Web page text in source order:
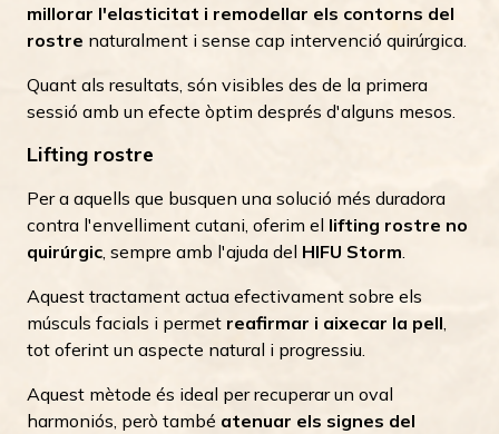
millorar l'elasticitat i remodellar els contorns del
rostre naturalment i sense cap intervenció quirúrgica.
Quant als resultats, són visibles des de la primera
sessió amb un efecte òptim després d'alguns mesos.
Lifting rostre
Per a aquells que busquen una solució més duradora
contra l'envelliment cutani, oferim el lifting rostre no
quirúrgic , sempre amb l'ajuda del HIFU Storm
Aquest tractament actua efectivament sobre els
músculs facials i permet reafirmar i aixecar la pell
tot oferint un aspecte natural i progressiu.
Aquest mètode és ideal per recuperar un oval
harmoniós, però també atenuar els signes del